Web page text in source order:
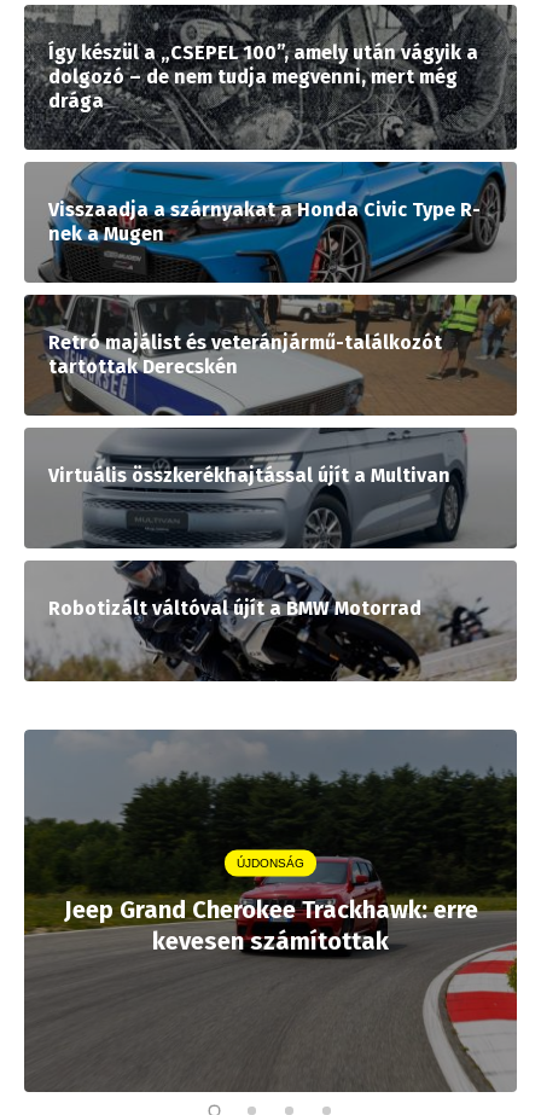
Így készül a „CSEPEL 100”, amely után vágyik a
dolgozó – de nem tudja megvenni, mert még
drága
Visszaadja a szárnyakat a Honda Civic Type R-
nek a Mugen
Retró majálist és veteránjármű-találkozót
tartottak Derecskén
Virtuális összkerékhajtással újít a Multivan
Robotizált váltóval újít a BMW Motorrad
ÚJDONSÁG
Jeep Grand Cherokee Trackhawk: erre
kevesen számítottak